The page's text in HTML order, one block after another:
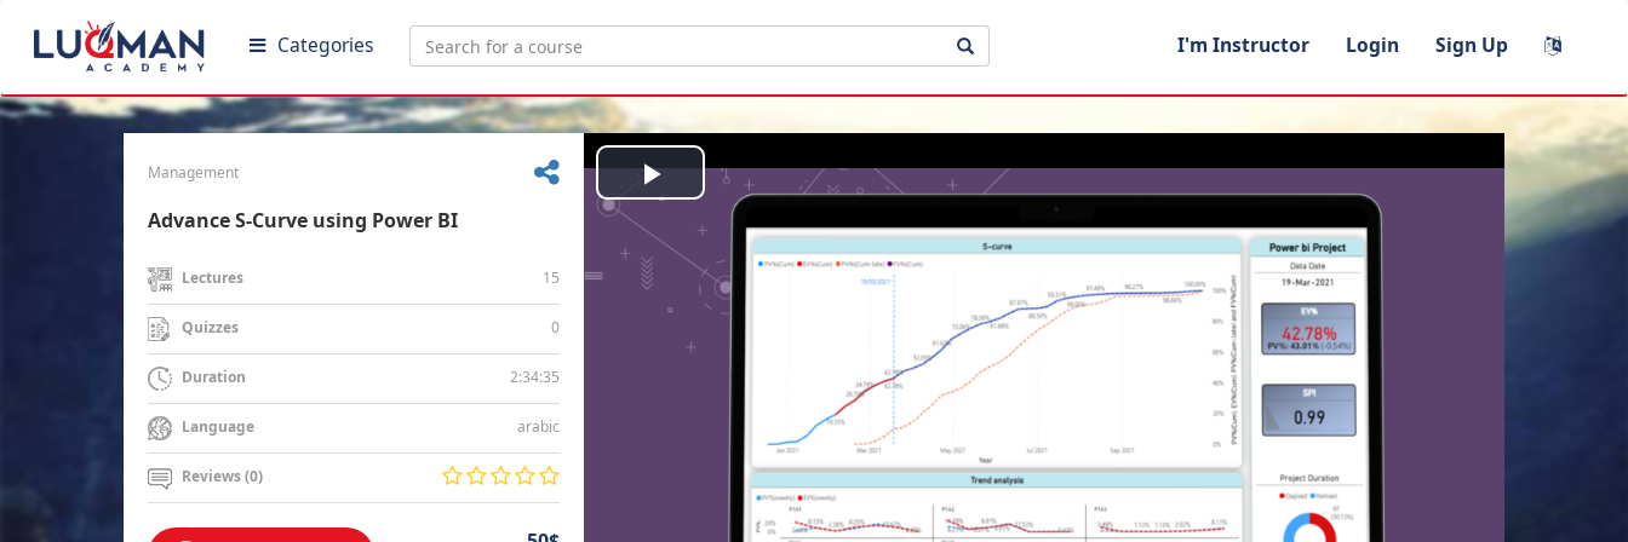
Categories I'm Instructor Login Sign Up
Management
Advance S-Curve using Power BI
Lectures 15
Quizzes 0
Duration 2:34:35
Language arabic
Reviews (0)
Play
Video